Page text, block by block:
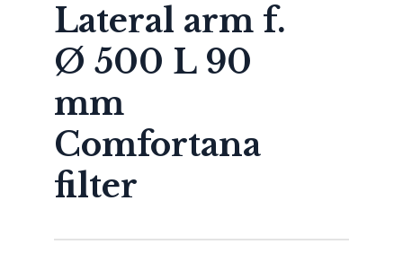
Lateral arm f.
Ø 500 L 90
mm
Comfortana
filter